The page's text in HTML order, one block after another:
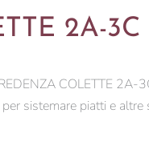
2A-3C
COLETTE 2A-
sistemare piatti e altre